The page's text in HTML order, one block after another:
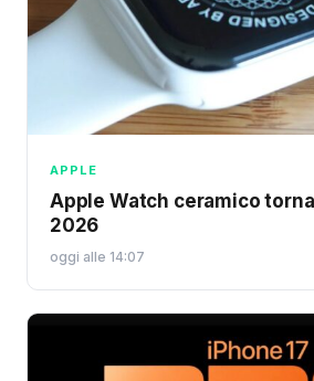
APPLE
Apple Watch ceramico
2026
oggi alle 14:07